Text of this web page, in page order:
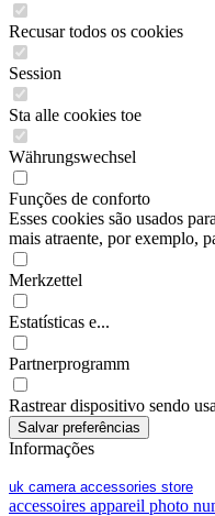
Recusar todos os cookies
Session
Sta alle cookies toe
Währungswechsel
Funções de conforto
Esses cookies são usados
mais atraente, por exemplo,
Merkzettel
Estatísticas e...
Partnerprogramm
Rastrear dispositivo sendo
Informações
uk camera accessories store
accessoires appareil photo